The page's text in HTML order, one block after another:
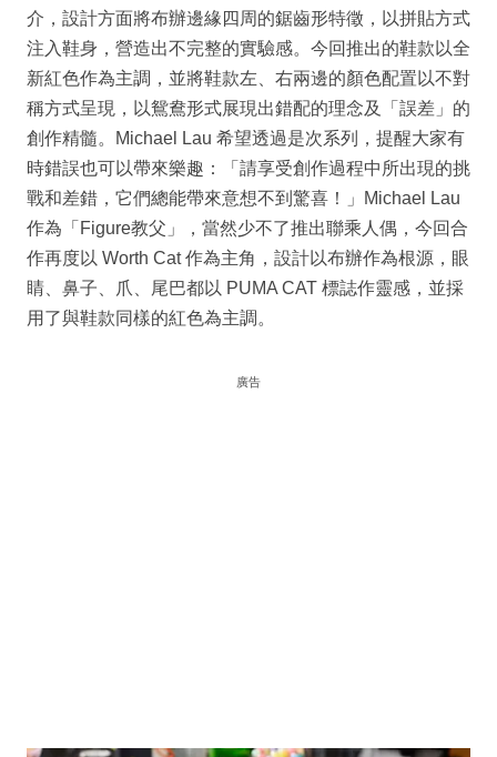
介，設計方面將布辦邊緣四周的鋸齒形特徵，以拼貼方式
注入鞋身，營造出不完整的實驗感。今回推出的鞋款以全
新紅色作為主調，並將鞋款左、右兩邊的顏色配置以不對
稱方式呈現，以鴛鴦形式展現出錯配的理念及「誤差」的
創作精髓。Michael Lau 希望透過是次系列，提醒大家有
時錯誤也可以帶來樂趣：「請享受創作過程中所出現的挑
戰和差錯，它們總能帶來意想不到驚喜！」Michael Lau
作為「Figure教父」，當然少不了推出聯乘人偶，今回合
作再度以 Worth Cat 作為主角，設計以布辦作為根源，眼
睛、鼻子、爪、尾巴都以 PUMA CAT 標誌作靈感，並採
用了與鞋款同樣的紅色為主調。
廣告